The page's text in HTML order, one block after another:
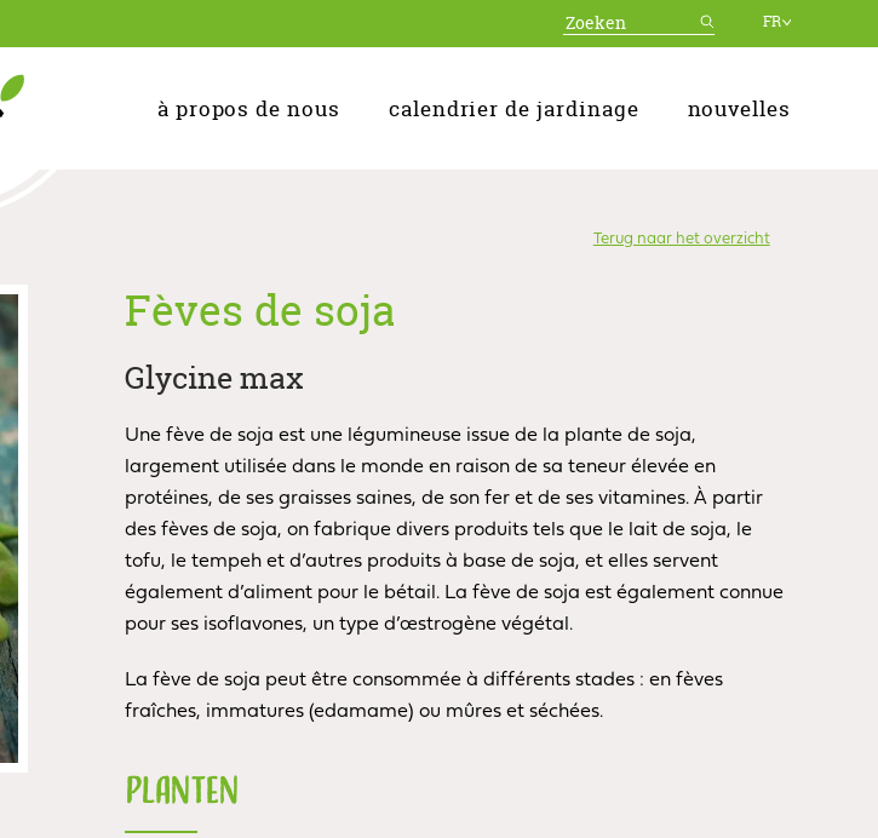
FR
à propos de nous calendrier de jardinage nouvelles
Terug naar het overzicht
Fèves de soja
Glycine max
Une fève de soja est une légumineuse issue de la plante de soja,
largement utilisée dans le monde en raison de sa teneur élevée en
protéines, de ses graisses saines, de son fer et de ses vitamines. À partir
des fèves de soja, on fabrique divers produits tels que le lait de soja, le
tofu, le tempeh et d’autres produits à base de soja, et elles servent
également d’aliment pour le bétail. La fève de soja est également connue
pour ses isoflavones, un type d’œstrogène végétal.
La fève de soja peut être consommée à différents stades : en fèves
fraîches, immatures (edamame) ou mûres et séchées.
PLANTEN